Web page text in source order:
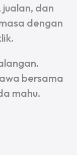
dan
dengan
bersama
mahu.